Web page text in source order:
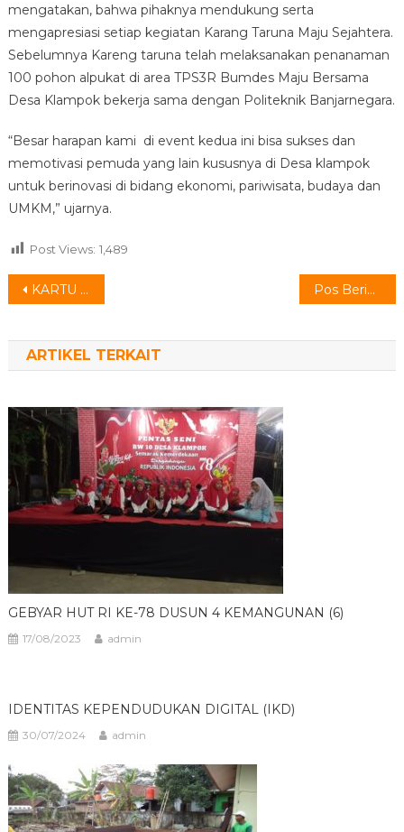
mengatakan, bahwa pihaknya mendukung serta
mengapresiasi setiap kegiatan Karang Taruna Maju Sejahtera.
Sebelumnya Kareng taruna telah melaksanakan penanaman
100 pohon alpukat di area TPS3R Bumdes Maju Bersama
Desa Klampok bekerja sama dengan Politeknik Banjarnegara.
“Besar harapan kami di event kedua ini bisa sukses dan
memotivasi pemuda yang lain kususnya di Desa klampok
untuk berinovasi di bidang ekonomi, pariwisata, budaya dan
UMKM,” ujarnya.
Post Views: 1,489
Navigasi
KARTU IDENTITAS DIGITAL (KID) Pos Berikutnya
ARTIKEL TERKAIT
GEBYAR HUT RI KE-78 DUSUN 4 KEMANGUNAN (6)
17/08/2023 admin
IDENTITAS KEPENDUDUKAN DIGITAL (IKD)
30/07/2024 admin